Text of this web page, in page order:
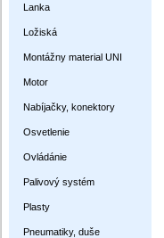
Lanka
Ložiská
Montážny material UNI
Motor
Nabíjačky, konektory
Osvetlenie
Ovládánie
Palivový systém
Plasty
Pneumatiky, duše